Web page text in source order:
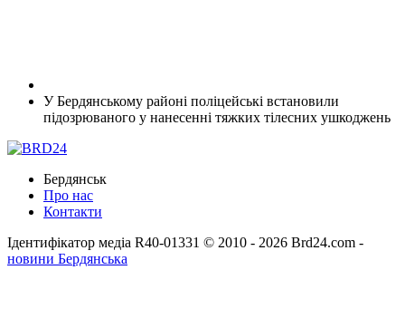
У Бердянському районі поліцейські встановили
підозрюваного у нанесенні тяжких тілесних ушкоджень
Бердянськ
Про нас
Контакти
Ідентифікатор медіа R40-01331 © 2010 - 2026 Brd24.com -
новини Бердянська